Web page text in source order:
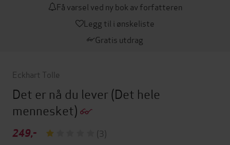
Få varsel ved ny bok av forfatteren
Legg til i ønskeliste
Gratis utdrag
Eckhart Tolle
Det er nå du lever(Det hele
mennesket)
249,-
(3)